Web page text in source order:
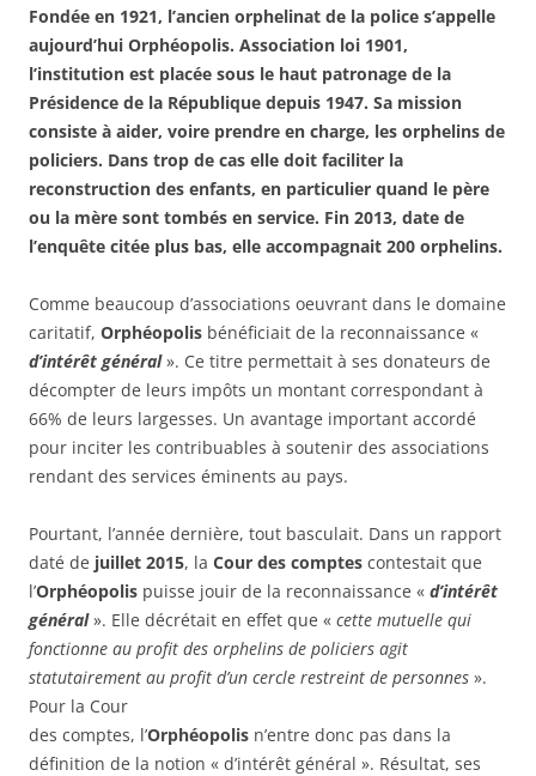
Fondée en 1921, l’ancien orphelinat de la police s’appelle
aujourd’hui Orphéopolis. Association loi 1901,
l’institution est placée sous le haut patronage de la
Présidence de la République depuis 1947. Sa mission
consiste à aider, voire prendre en charge, les orphelins de
policiers. Dans trop de cas elle doit faciliter la
reconstruction des enfants, en particulier quand le père
ou la mère sont tombés en service. Fin 2013, date de
l’enquête citée plus bas, elle accompagnait 200 orphelins.
Comme beaucoup d’associations oeuvrant dans le domaine
caritatif, Orphéopolis bénéficiait de la reconnaissance «
d’intérêt général ». Ce titre permettait à ses donateurs de
décompter de leurs impôts un montant correspondant à
66% de leurs largesses. Un avantage important accordé
pour inciter les contribuables à soutenir des associations
rendant des services éminents au pays.
Pourtant, l’année dernière, tout basculait. Dans un rapport
daté de juillet 2015, la Cour des comptes contestait que
l’Orphéopolis puisse jouir de la reconnaissance « d’intérêt
général». Elle décrétait en effet que « cette mutuelle qui
fonctionne au profit des orphelins de policiers agit
statutairement au profit d’un cercle restreint de personnes ».
Pour la Cour
des comptes, l’Orphéopolis n’entre donc pas dans la
définition de la notion « d’intérêt général ». Résultat, ses